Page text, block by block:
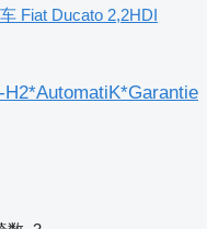
Fiat Ducato 2,2HDI